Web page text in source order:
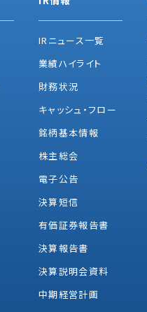
IRニュース一覧
業績ハイライト
財務状況
キャッシュ・フロー
銘柄基本情報
株主総会
電子公告
決算短信
有価証券報告書
決算報告書
決算説明会資料
中期経営計画